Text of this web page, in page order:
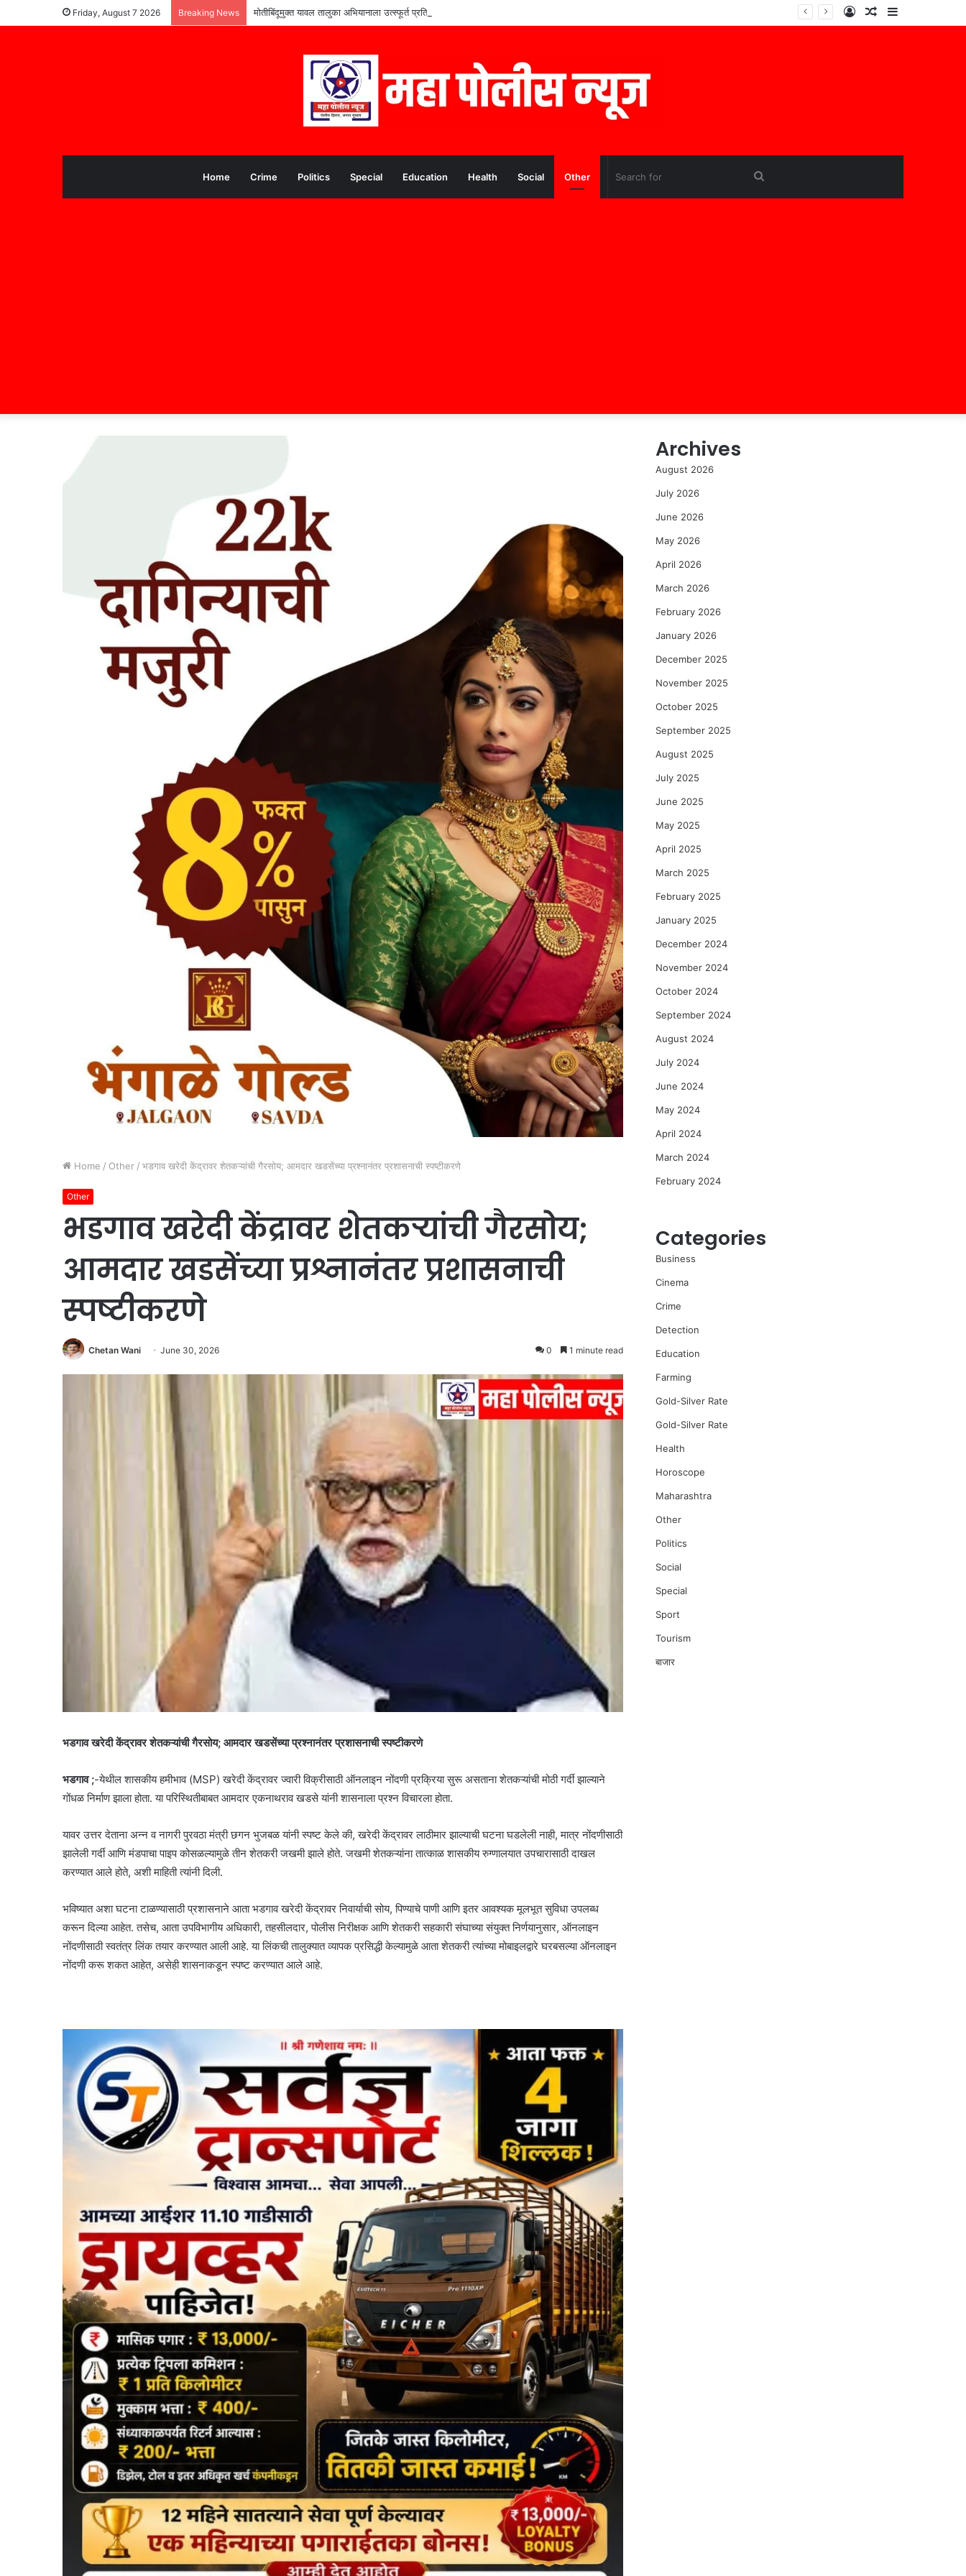
Friday, August 7 2026 Breaking News मोतीबिंदूमुक्त यावल तालुका अभियानाला उत्स्फूर्त प्रतिसाद Sidebar
Random
Log
Home Crime Politics Special Education Health Social Other
Home / Other / भडगाव खरेदी केंद्रावर शेतकऱ्यांची गैरसोय; आमदार खडसेंच्या प्रश्नानंतर प्रशासनाची स्पष्टीकरणे
Other
भडगाव खरेदी केंद्रावर शेतकऱ्यांची गैरसोय;
आमदार खडसेंच्या प्रश्नानंतर प्रशासनाची
स्पष्टीकरणे
Chetan Wani June 30, 2026 0 1 minute read
भडगाव खरेदी केंद्रावर शेतकऱ्यांची गैरसोय; आमदार खडसेंच्या प्रश्नानंतर प्रशासनाची स्पष्टीकरणे
भडगाव ;-येथील शासकीय हमीभाव (MSP) खरेदी केंद्रावर ज्वारी विक्रीसाठी ऑनलाइन नोंदणी प्रक्रिया सुरू असताना शेतकऱ्यांची मोठी गर्दी झाल्याने
गोंधळ निर्माण झाला होता. या परिस्थितीबाबत आमदार एकनाथराव खडसे यांनी शासनाला प्रश्न विचारला होता.
यावर उत्तर देताना अन्न व नागरी पुरवठा मंत्री छगन भुजबळ यांनी स्पष्ट केले की, खरेदी केंद्रावर लाठीमार झाल्याची घटना घडलेली नाही, मात्र नोंदणीसाठी
झालेली गर्दी आणि मंडपाचा पाइप कोसळल्यामुळे तीन शेतकरी जखमी झाले होते. जखमी शेतकऱ्यांना तात्काळ शासकीय रुग्णालयात उपचारासाठी दाखल
करण्यात आले होते, अशी माहिती त्यांनी दिली.
भविष्यात अशा घटना टाळण्यासाठी प्रशासनाने आता भडगाव खरेदी केंद्रावर निवार्याची सोय, पिण्याचे पाणी आणि इतर आवश्यक मूलभूत सुविधा उपलब्ध
करून दिल्या आहेत. तसेच, आता उपविभागीय अधिकारी, तहसीलदार, पोलीस निरीक्षक आणि शेतकरी सहकारी संघाच्या संयुक्त निर्णयानुसार, ऑनलाइन
नोंदणीसाठी स्वतंत्र लिंक तयार करण्यात आली आहे. या लिंकची तालुक्यात व्यापक प्रसिद्धी केल्यामुळे आता शेतकरी त्यांच्या मोबाइलद्वारे घरबसल्या ऑनलाइन
नोंदणी करू शकत आहेत, असेही शासनाकडून स्पष्ट करण्यात आले आहे.
Archives
August 2026
July 2026
June 2026
May 2026
April 2026
March 2026
February 2026
January 2026
December 2025
November 2025
October 2025
September 2025
August 2025
July 2025
June 2025
May 2025
April 2025
March 2025
February 2025
January 2025
December 2024
November 2024
October 2024
September 2024
August 2024
July 2024
June 2024
May 2024
April 2024
March 2024
February 2024
Categories
Business
Cinema
Crime
Detection
Education
Farming
Gold-Silver Rate
Gold-Silver Rate
Health
Horoscope
Maharashtra
Other
Politics
Social
Special
Sport
Tourism
बाजार